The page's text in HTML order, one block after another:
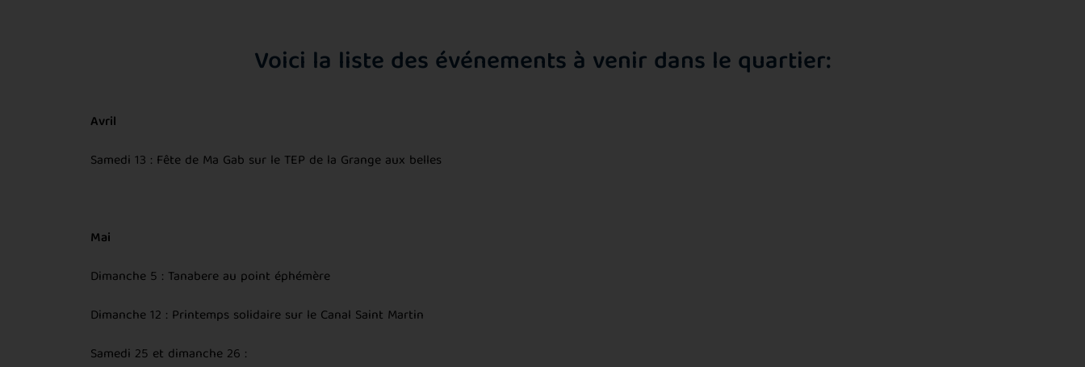
Voici la liste des événements à venir dans le quartier:
Avril
Samedi 13 : Fête de Ma Gab sur le TEP de la Grange aux belles
Mai
Dimanche 5 : Tanabere au point éphémère
Dimanche 12 : Printemps solidaire sur le Canal Saint Martin
Samedi 25 et dimanche 26 :